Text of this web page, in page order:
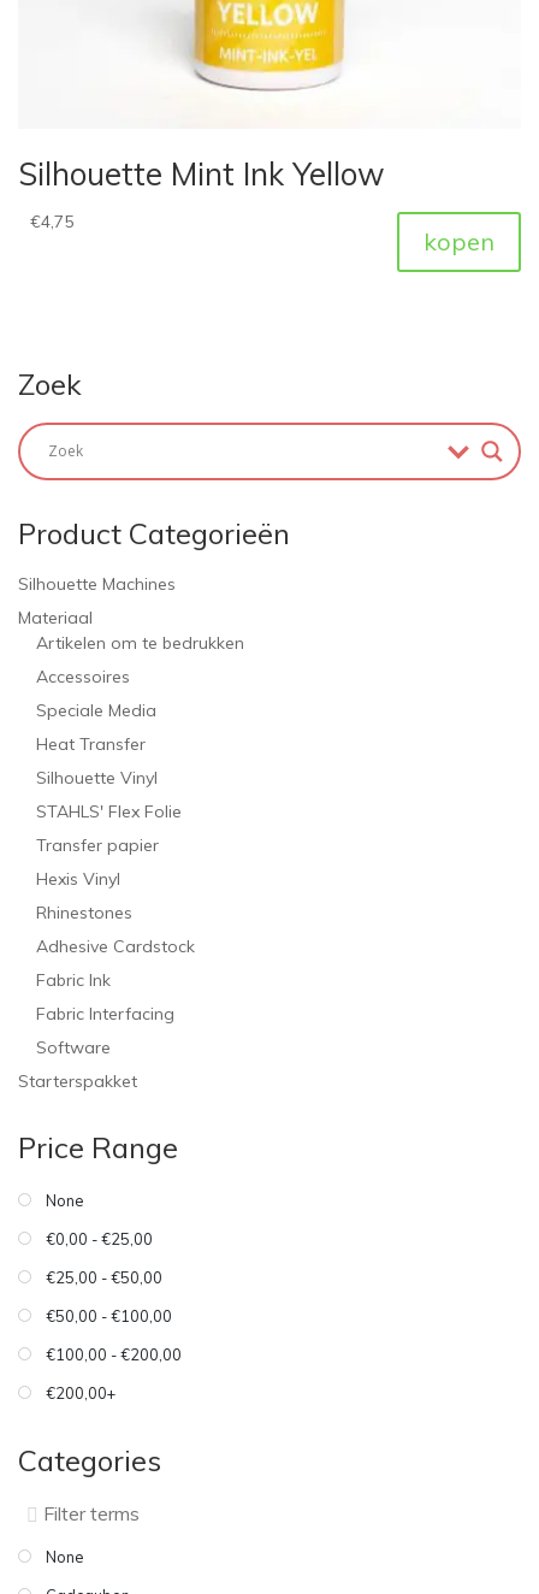
Silhouette Mint Ink Yellow
€4,75
kopen
Zoek
Product Categorieën
Silhouette Machines
Materiaal
Artikelen om te bedrukken
Accessoires
Speciale Media
Heat Transfer
Silhouette Vinyl
STAHLS' Flex Folie
Transfer papier
Hexis Vinyl
Rhinestones
Adhesive Cardstock
Fabric Ink
Fabric Interfacing
Software
Starterspakket
Price Range
None
€0,00 - €25,00
€25,00 - €50,00
€50,00 - €100,00
€100,00 - €200,00
€200,00+
Categories
None